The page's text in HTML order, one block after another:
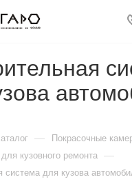
— Покрасочные
кузовного ремонта —
система для кузова